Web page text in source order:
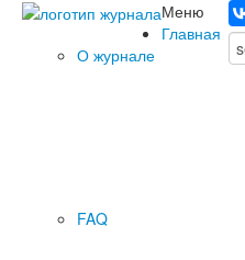
Меню
Главная
О журнале
FAQ